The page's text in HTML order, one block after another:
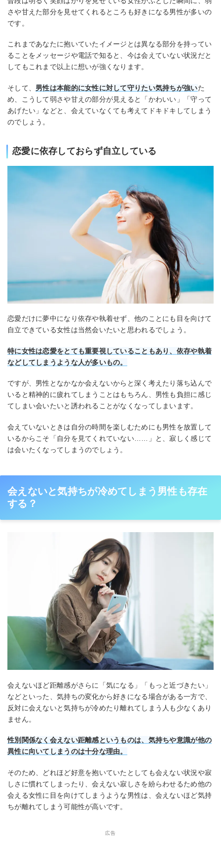
さや甘えた部分を見せてくれるところも好きになる男性が多いの
です。
これまであなたに抱いていたイメージとは異なる部分を持ってい
ることをメッセージや電話で知ると、今は会えていない状況だと
してもこれまで以上に想いが強くなります。
そして、 男性は本能的に女性に対して守りたい気持ちが強いた
め、こうして弱さや甘えの部分が見えると「かわいい」「守って
あげたい」などと、会えていなくても考えてドキドキしてしまう
のでしょう。
恋愛に依存しておらず自立している
恋愛だけに夢中になり依存や執着せず、他のことにも目を向けて
自立できている女性は当然会いたいと思われるでしょう。
特に女性は恋愛をとても重要視していることもあり、依存や執着
などしてしまうような人が多いもの。
ですが、男性となかなか会えないからと深く考えたり落ち込んで
いると精神的に疲れてしまうことはもちろん、男性も負担に感じ
てしまい会いたいと誘われることがなくなってしまいます。
会えていないときは自分の時間を楽しむためにも男性を放置して
いるからこそ「自分を見てくれていない……」と、寂しく感じて
は会いたくなってしまうのでしょう。
会えないと気持ちが冷めてしまう男性も存在
する？
会えないほど距離感がさらに「気になる」「もっと近づきたい」
などといった、気持ちの変化から好きになる場合がある一方で、
反対に会えないと気持ちが冷めたり離れてしまう人も少なくあり
ません。
性別関係なく会えない距離感というものは、気持ちや意識が他の
異性に向いてしまうのは十分な理由。
そのため、どれほど好意を抱いていたとしても会えない状況や寂
しさに慣れてしまったり、会えない寂しさを紛らわせるため他の
会える女性に目を向けてしまうような男性は、会えないほど気持
ちが離れてしまう可能性が高いです。
広告